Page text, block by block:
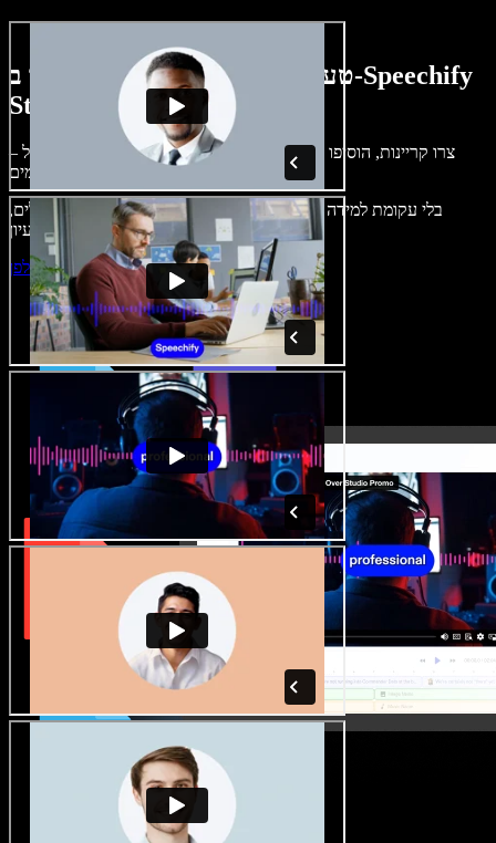
טעימה קטנה ממה שתוכלו ליצור ב-Speechify
Studio.
צרו קריינות, הוסיפו תמונות ללא זכויות, אודיו, סרטונים ושיבוט קול –
בלי עקומת למידה – הכול זמין בדפדפן. יוצרי תוכן כבר לא מוגבלים,
התחילו ליצור באולפן